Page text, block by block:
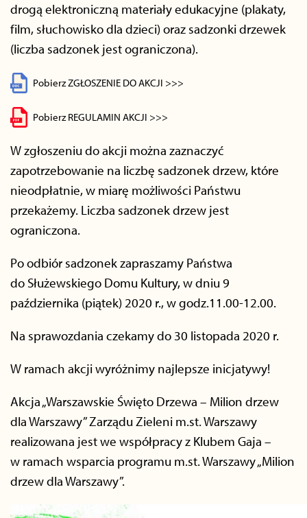
drogą elektroniczną materiały edukacyjne (plakaty,
film, słuchowisko dla dzieci) oraz sadzonki drzewek
(liczba sadzonek jest ograniczona).
Pobierz ZGŁOSZENIE DO AKCJI >>>
Pobierz REGULAMIN AKCJI >>>
W zgłoszeniu do akcji można zaznaczyć
zapotrzebowanie na liczbę sadzonek drzew, które
nieodpłatnie, w miarę możliwości Państwu
przekażemy. Liczba sadzonek drzew jest
ograniczona.
Po odbiór sadzonek zapraszamy Państwa
do Służewskiego Domu Kultury, w dniu 9
października (piątek) 2020 r., w godz.11.00-12.00.
Na sprawozdania czekamy do 30 listopada 2020 r.
W ramach akcji wyróżnimy najlepsze inicjatywy!
Akcja „Warszawskie Święto Drzewa – Milion drzew
dla Warszawy” Zarządu Zieleni m.st. Warszawy
realizowana jest we współpracy z Klubem Gaja –
w ramach wsparcia programu m.st. Warszawy „Milion
drzew dla Warszawy”.